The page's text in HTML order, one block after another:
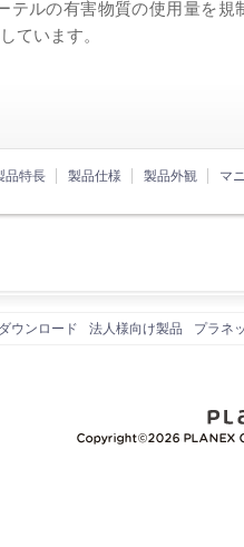
テルの有害物質の使用量を規
ています。
品特長 製品仕様 製品外観 マ
ダウンロード 法人様向け製品 プラネ